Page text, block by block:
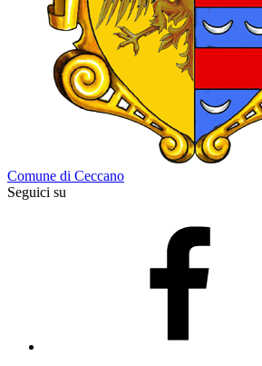
Comune di Ceccano
Seguici su